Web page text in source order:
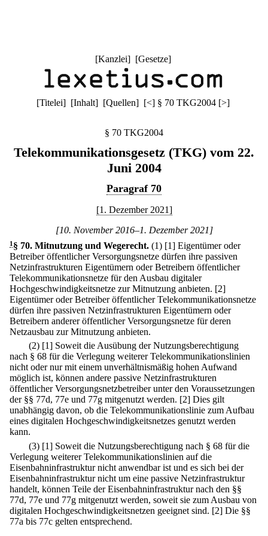
[Kanzlei] [Gesetze]
[Titelei] [Inhalt] [Quellen] [<] § 70 TKG2004 [>]
§ 70 TKG2004
Telekommunikationsgesetz (TKG) vom 22.
Juni 2004
Paragraf 70
[1. Dezember 2021]
[10. November 2016–1. Dezember 2021]
1 § 70. Mitnutzung und Wegerecht. (1) [1] Eigentümer oder
Betreiber öffentlicher Versorgungsnetze dürfen ihre passiven
Netzinfrastrukturen Eigentümern oder Betreibern öffentlicher
Telekommunikationsnetze für den Ausbau digitaler
Hochgeschwindigkeitsnetze zur Mitnutzung anbieten. [2]
Eigentümer oder Betreiber öffentlicher Telekommunikationsnetze
dürfen ihre passiven Netzinfrastrukturen Eigentümern oder
Betreibern anderer öffentlicher Versorgungsnetze für deren
Netzausbau zur Mitnutzung anbieten.
(2) [1] Soweit die Ausübung der Nutzungsberechtigung
nach § 68 für die Verlegung weiterer Telekommunikationslinien
nicht oder nur mit einem unverhältnismäßig hohen Aufwand
möglich ist, können andere passive Netzinfrastrukturen
öffentlicher Versorgungsnetzbetreiber unter den Voraussetzungen
der §§ 77d, 77e und 77g mitgenutzt werden. [2] Dies gilt
unabhängig davon, ob die Telekommunikationslinie zum Aufbau
eines digitalen Hochgeschwindigkeitsnetzes genutzt werden
kann.
(3) [1] Soweit die Nutzungsberechtigung nach § 68 für die
Verlegung weiterer Telekommunikationslinien auf die
Eisenbahninfrastruktur nicht anwendbar ist und es sich bei der
Eisenbahninfrastruktur nicht um eine passive Netzinfrastruktur
handelt, können Teile der Eisenbahninfrastruktur nach den §§
77d, 77e und 77g mitgenutzt werden, soweit sie zum Ausbau von
digitalen Hochgeschwindigkeitsnetzen geeignet sind. [2] Die §§
77a bis 77c gelten entsprechend.